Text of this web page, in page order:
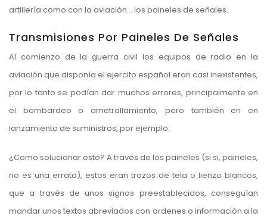
artillería como con la aviación… los paineles de señales.
Transmisiones Por Paineles De Señales
Al comienzo de la guerra civil los equipos de radio en la
aviación que disponía el ejercito español eran casi inexistentes,
por lo tanto se podían dar muchos errores, principalmente en
el bombardeo o ametrallamiento, pero también en en
lanzamiento de suministros, por ejemplo.
¿Como solucionar esto? A través de los paineles (si si, paineles,
no es una errata), estos eran trozos de tela o lienzo blancos,
que a través de unos signos preestablecidos, conseguían
mandar unos textos abreviados con ordenes o información a la